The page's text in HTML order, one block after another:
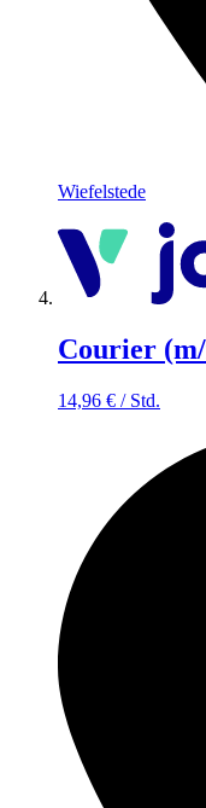
Wiefelstede
Courier
14,96 € / Std.